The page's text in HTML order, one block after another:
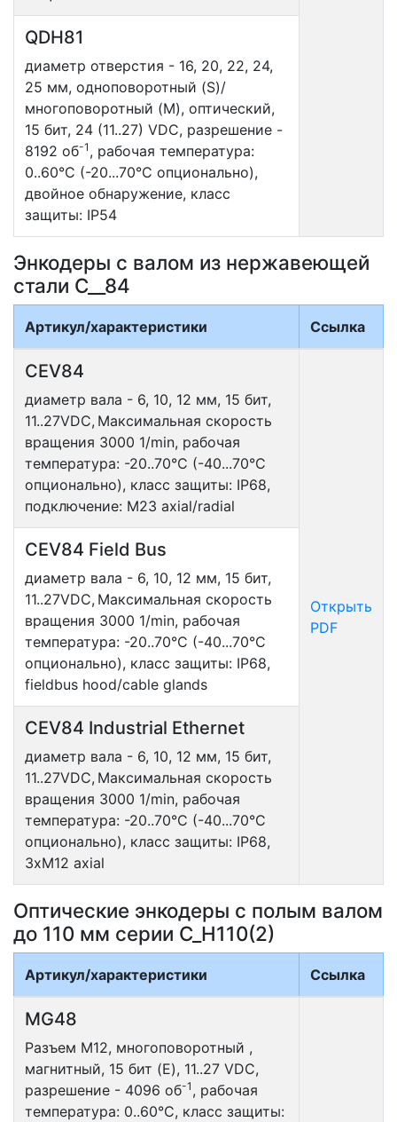
QDH81
диаметр отверстия - 16, 20, 22, 24,
25 мм, одноповоротный (S)/
многоповоротный (M), оптический,
15 бит, 24 (11..27) VDC, разрешение -
8192 об-1 , рабочая температура:
0..60°С (-20...70°С опционально),
двойное обнаружение, класс
защиты: IP54
Энкодеры с валом из нержавеющей
стали C__84
Артикул/характеристики Ссылка
CEV84
диаметр вала - 6, 10, 12 мм, 15 бит,
11..27VDC, Максимальная скорость
вращения 3000 1/min, рабочая
температура: -20..70°С (-40...70°С
опционально), класс защиты: IP68,
подключение: М23 axial/radial
Открыть
PDF
CEV84 Field Bus
диаметр вала - 6, 10, 12 мм, 15 бит,
11..27VDC, Максимальная скорость
вращения 3000 1/min, рабочая
температура: -20..70°С (-40...70°С
опционально), класс защиты: IP68,
fieldbus hood/cable glands
CEV84 Industrial Ethernet
диаметр вала - 6, 10, 12 мм, 15 бит,
11..27VDC, Максимальная скорость
вращения 3000 1/min, рабочая
температура: -20..70°С (-40...70°С
опционально), класс защиты: IP68,
3xM12 axial
Оптические энкодеры с полым валом
до 110 мм серии C_H110(2)
Артикул/характеристики Ссылка
MG48
Разъем М12, многоповоротный ,
магнитный, 15 бит (E), 11..27 VDC,
разрешение - 4096 об-1 , рабочая
температура: 0..60°С, класс защиты: